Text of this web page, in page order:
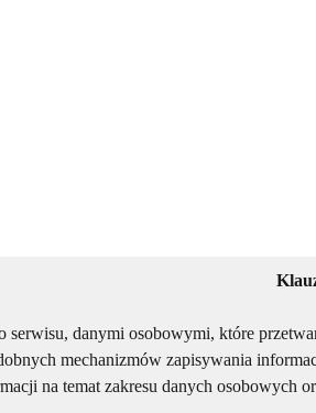
serwisu, danymi osobowymi, które
mechanizmów zapisywania
na temat zakresu danych osobowych